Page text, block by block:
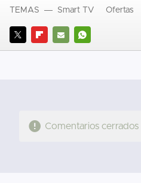
TWITTERFLIPBOARD
E- WHATSAPP
TEMAS Smart TV Ofertas
Comentarios cerrados